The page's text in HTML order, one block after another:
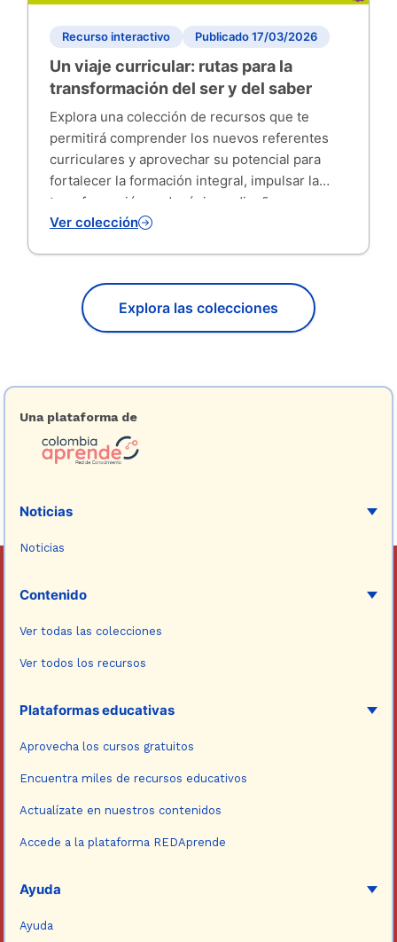
Recurso interactivo Publicado 17/03/2026
Un viaje curricular: rutas para la
transformación del ser y del saber
Explora una colección de recursos que te
permitirá comprender los nuevos referentes
curriculares y aprovechar su potencial para
fortalecer la formación integral, impulsar la
transformación pedagógica y diseñar
experiencias de aprendizaje contextualizadas.
contexto y a las necesidades de tus
estudiantes, prom...
Ver colección
Explora las colecciones
Una plataforma de
Noticias
Noticias
Contenido
Ver todas las colecciones
Ver todos los recursos
Plataformas educativas
Aprovecha los cursos gratuitos
Encuentra miles de recursos educativos
Actualízate en nuestros contenidos
Accede a la plataforma REDAprende
Ayuda
Ayuda